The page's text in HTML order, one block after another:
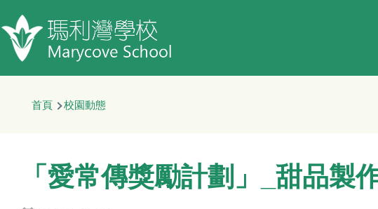
移至主內容
航
結
首頁 校園動態
「愛常傳獎勵計劃」_甜品製